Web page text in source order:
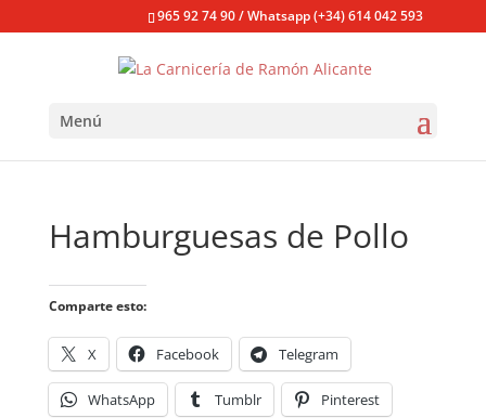
965 92 74 90 / Whatsapp (+34) 614 042 593
Menú
Hamburguesas de Pollo
Comparte esto:
X Facebook Telegram
WhatsApp Tumblr Pinterest